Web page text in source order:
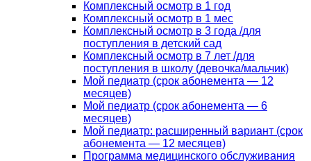
Комплексный осмотр в 1 год
Комплексный осмотр в 1 мес
Комплексный осмотр в 3 года /для
поступления в детский сад
Комплексный осмотр в 7 лет /для
поступления в школу (девочка/мальчик)
Мой педиатр (срок абонемента — 12
месяцев)
Мой педиатр (срок абонемента — 6
месяцев)
Мой педиатр: расширенный вариант (срок
абонемента — 12 месяцев)
Программа медицинского обслуживания